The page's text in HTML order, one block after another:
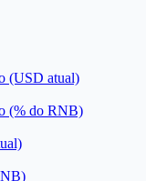
(USD atual)
(% do RNB)